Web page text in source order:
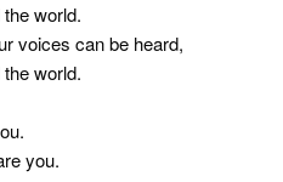
world.
voices can be heard,
world.
you.